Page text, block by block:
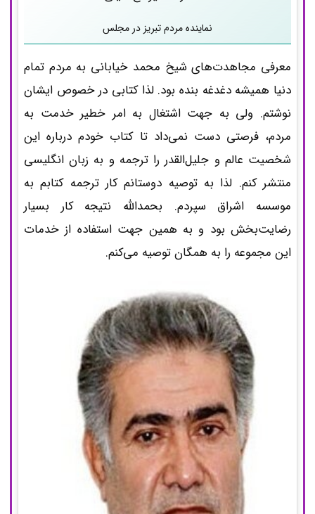
نماینده مردم تبریز در مجلس
معرفی مجاهدت‌های شیخ محمد خیابانی به مردم تمام
دنیا همیشه دغدغه بنده بود. لذا کتابی در خصوص ایشان
نوشتم. ولی به جهت اشتغال به امر خطیر خدمت به
مردم، فرصتی دست نمی‌داد تا کتاب خودم درباره این
شخصیت عالم و جلیل‌القدر را ترجمه و به زبان انگلیسی
منتشر کنم. لذا به توصیه دوستانم کار ترجمه کتابم به
موسسه اشراق سپردم. بحمدالله نتیجه کار بسیار
رضایت‌بخش بود و به همین جهت استفاده از خدمات
این مجموعه را به همگان توصیه می‌کنم.